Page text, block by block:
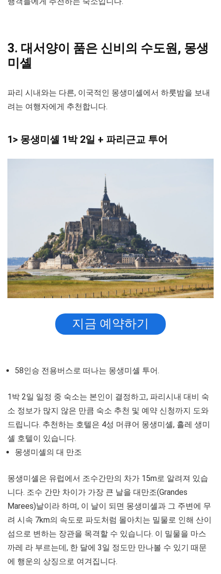
3. 대서양이 품은 신비의 수도원, 몽생
미셸
파리 시내와는 다른, 이국적인 몽생미셸에서 하룻밤을 보내
려는 여행자에게 추천합니다.
1> 몽생미셸 1박 2일 + 파리근교 투어
지금 예약하기
58인승 전용버스로 떠나는 몽생미셸 투어.
1박 2일 일정 중 숙소는 본인이 결정하고, 파리시내 대비 숙
소 정보가 많지 않은 만큼 숙소 추천 및 예약 신청까지 도와
드립니다. 추천하는 호텔은 4성 머큐어 몽생미셸, 흘레 생미
셸 호텔이 있습니다.
몽생미셸의 대 만조
몽생미셸은 유럽에서 조수간만의 차가 15m로 알려져 있습
니다. 조수 간만 차이가 가장 큰 날을 대만조(Grandes
Marees)날이라 하며, 이 날이 되면 몽생미셸과 그 주변에 무
려 시속 7km의 속도로 파도처럼 몰아치는 밀물로 인해 산이
섬으로 변하는 장관을 목격할 수 있습니다. 이 밀물을 마스
까레 라 부르는데, 한 달에 3일 정도만 만나볼 수 있기 때문
에 행운의 상징으로 여겨집니다.